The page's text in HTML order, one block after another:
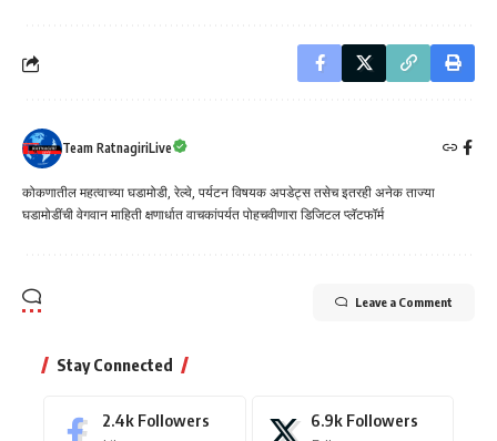
Team RatnagiriLive
कोकणातील महत्वाच्या घडामोडी, रेल्वे, पर्यटन विषयक अपडेट्स तसेच इतरही अनेक ताज्या
घडामोडींची वेगवान माहिती क्षणार्धात वाचकांपर्यत पोहचवीणारा डिजिटल प्लॅटफॉर्म
Leave a Comment
Stay Connected
2.4k Followers 6.9k Followers